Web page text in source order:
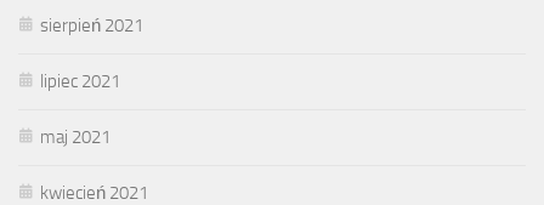
sierpień 2021
lipiec 2021
maj 2021
kwiecień 2021